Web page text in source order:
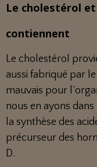
Le cholestérol
contiennent
Le cholestérol
aussi fabriqué par
mauvais pour
nous en ayons
la synthèse des
précurseur des
D.